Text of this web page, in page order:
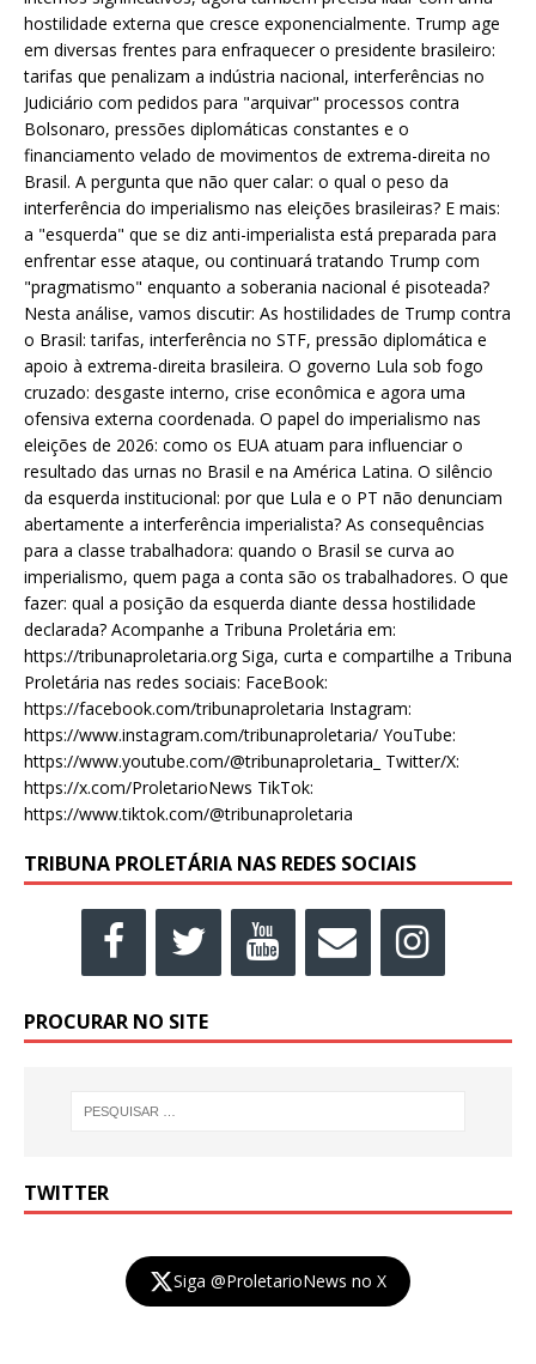
hostilidade externa que cresce exponencialmente. Trump age
em diversas frentes para enfraquecer o presidente brasileiro:
tarifas que penalizam a indústria nacional, interferências no
Judiciário com pedidos para "arquivar" processos contra
Bolsonaro, pressões diplomáticas constantes e o
financiamento velado de movimentos de extrema-direita no
Brasil. A pergunta que não quer calar: o qual o peso da
interferência do imperialismo nas eleições brasileiras? E mais:
a "esquerda" que se diz anti-imperialista está preparada para
enfrentar esse ataque, ou continuará tratando Trump com
"pragmatismo" enquanto a soberania nacional é pisoteada?
Nesta análise, vamos discutir: As hostilidades de Trump contra
o Brasil: tarifas, interferência no STF, pressão diplomática e
apoio à extrema-direita brasileira. O governo Lula sob fogo
cruzado: desgaste interno, crise econômica e agora uma
ofensiva externa coordenada. O papel do imperialismo nas
eleições de 2026: como os EUA atuam para influenciar o
resultado das urnas no Brasil e na América Latina. O silêncio
da esquerda institucional: por que Lula e o PT não denunciam
abertamente a interferência imperialista? As consequências
para a classe trabalhadora: quando o Brasil se curva ao
imperialismo, quem paga a conta são os trabalhadores. O que
fazer: qual a posição da esquerda diante dessa hostilidade
declarada? Acompanhe a Tribuna Proletária em:
https://tribunaproletaria.org Siga, curta e compartilhe a Tribuna
Proletária nas redes sociais: FaceBook:
https://facebook.com/tribunaproletaria Instagram:
https://www.instagram.com/tribunaproletaria/ YouTube:
https://www.youtube.com/@tribunaproletaria_ Twitter/X:
https://x.com/ProletarioNews TikTok:
https://www.tiktok.com/@tribunaproletaria
TRIBUNA PROLETÁRIA NAS REDES SOCIAIS
PROCURAR NO SITE
TWITTER
Siga @ProletarioNews no X